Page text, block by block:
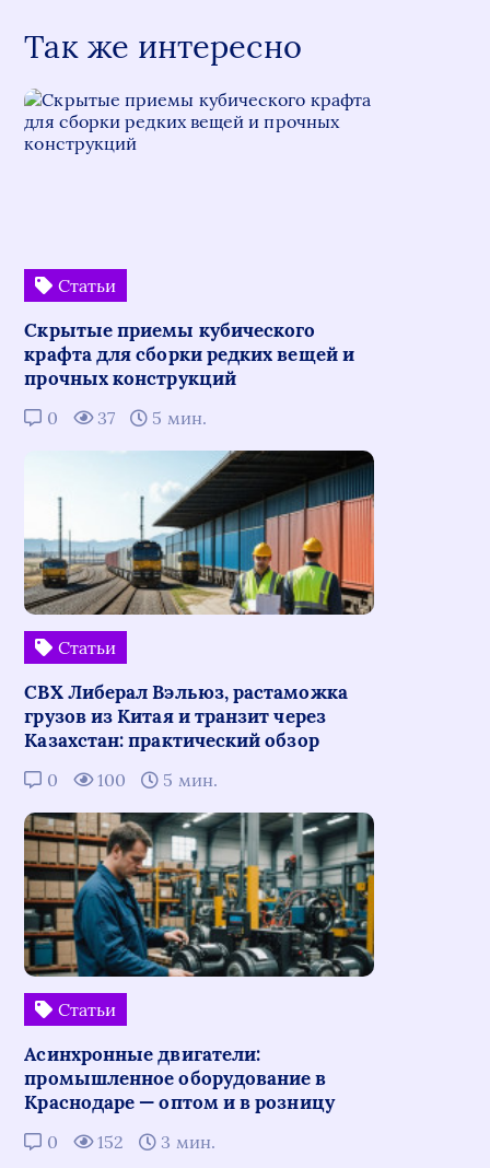
Так же интересно
Статьи
Скрытые приемы кубического
крафта для сборки редких вещей и
прочных конструкций
0 37 5 мин.
Статьи
СВХ Либерал Вэльюз, растаможка
грузов из Китая и транзит через
Казахстан: практический обзор
0 100 5 мин.
Статьи
Асинхронные двигатели:
промышленное оборудование в
Краснодаре — оптом и в розницу
0 152 3 мин.